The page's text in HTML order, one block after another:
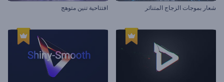
شعار بموجات الزجاج المتناثر افتتاحية تنين متوهج